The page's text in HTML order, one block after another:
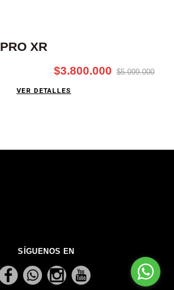
XR
$3.800.000 $5.099.000
VER DETALLES
SÍGUENOS EN